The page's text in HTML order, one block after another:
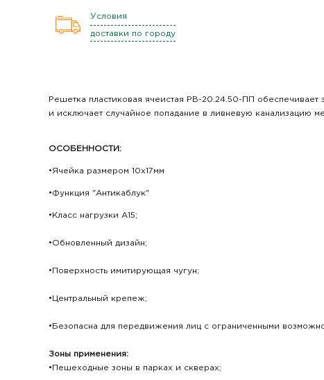
Условия
доставки по городу
Решетка пластиковая ячеистая РВ-20.24.50-ПП обеспечивает
и исключает случайное попадание в ливневую канализацию
ОСОБЕННОСТИ:
•Ячейка размером 10х17мм
•Функция "Антикаблук"
•Класс нагрузки А15;
•Обновленный дизайн;
•Поверхность имитирующая чугун;
•Центральный крепеж;
•Безопасна для передвижения лиц с ограниченными
Зоны применения:
•Пешеходные зоны в парках и скверах;